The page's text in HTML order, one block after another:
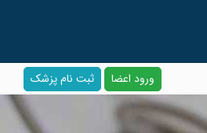
ورود اعضا ثبت نام پزشک